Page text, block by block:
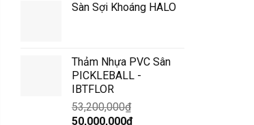
Sàn Sợi Khoáng HALO
Thảm Nhựa PVC Sân
PICKLEBALL -
IBTFLOR
53,200,000₫
Giá
50,000,000₫Giá